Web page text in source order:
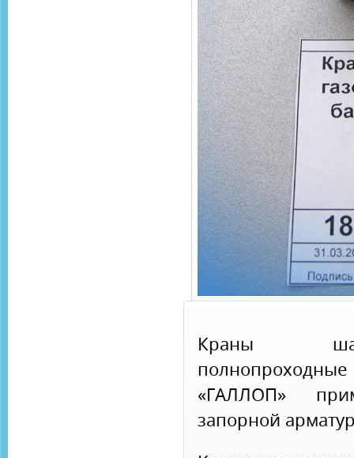
Краны
«ГАЛЛОП»
запорной